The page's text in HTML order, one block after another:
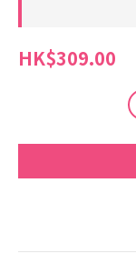
HK$309.00